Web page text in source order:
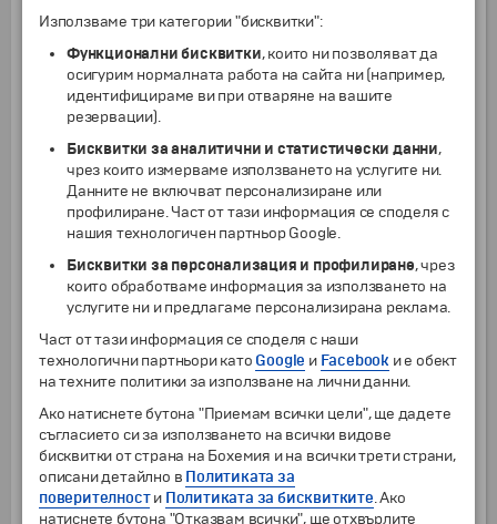
отправете на следобеден круиз по
Казинга- едно от най-популярните занимания
вНационалния парк„Кралица Елизабет“.
Круизът предоставя рядката възможност да
наблюдавате огромен брой диви животни като
много други отблизо и в естествената им
среда, като същевременно се наслаждавате на
спокойствието и красотата на един от най-
емблематичните пейзажи на Уганда. След това
ще се настаните в резервираната лоджа.
Свободно време, вечеря и нощувка.
Национален парк Кралица Елизабет–
Пристанище за фериботи Bukakata–Остров
Бугала
Ранна закуска и напускане на хотела.
Автомобилът ще ви вземе за сутрешно сафари.
от най-красивите защитени територии в
Уганда. По време на сафарито ще срещнете
различни групи животни като биволи, слонове,
бозайници, лъвове, леопарди, петнисти хиени
и др. По-късно ще се прехвърлите на
Използваме три категории "бисквитки":
Функционални бисквитки, които ни позволяват да
осигурим нормалната работа на сайта ни (например,
идентифицираме ви при отваряне на вашите
резервации).
Бисквитки за аналитични и статистически данни,
чрез които измерваме използването на услугите ни.
Данните не включват персонализиране или
профилиране. Част от тази информация се споделя с
нашия технологичен партньор Google.
Бисквитки за персонализация и профилиране, чрез
които обработваме информация за използването на
услугите ни и предлагаме персонализирана реклама.
Част от тази информация се споделя с наши
технологични партньори като Google и Facebook и е обект
на техните политики за използване на лични данни.
Ако натиснете бутона "Приемам всички цели", ще дадете
съгласието си за използването на всички видове
бисквитки от страна на Бохемия и на всички трети страни,
описани детайлно в Политиката за
поверителности Политиката за бисквитките. Ако
натиснете бутона "Отказвам всички", ще отхвърлите